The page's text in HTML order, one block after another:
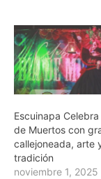
Escuinapa Celebra
de Muertos con
callejoneada, arte
tradición
noviembre 1, 2025